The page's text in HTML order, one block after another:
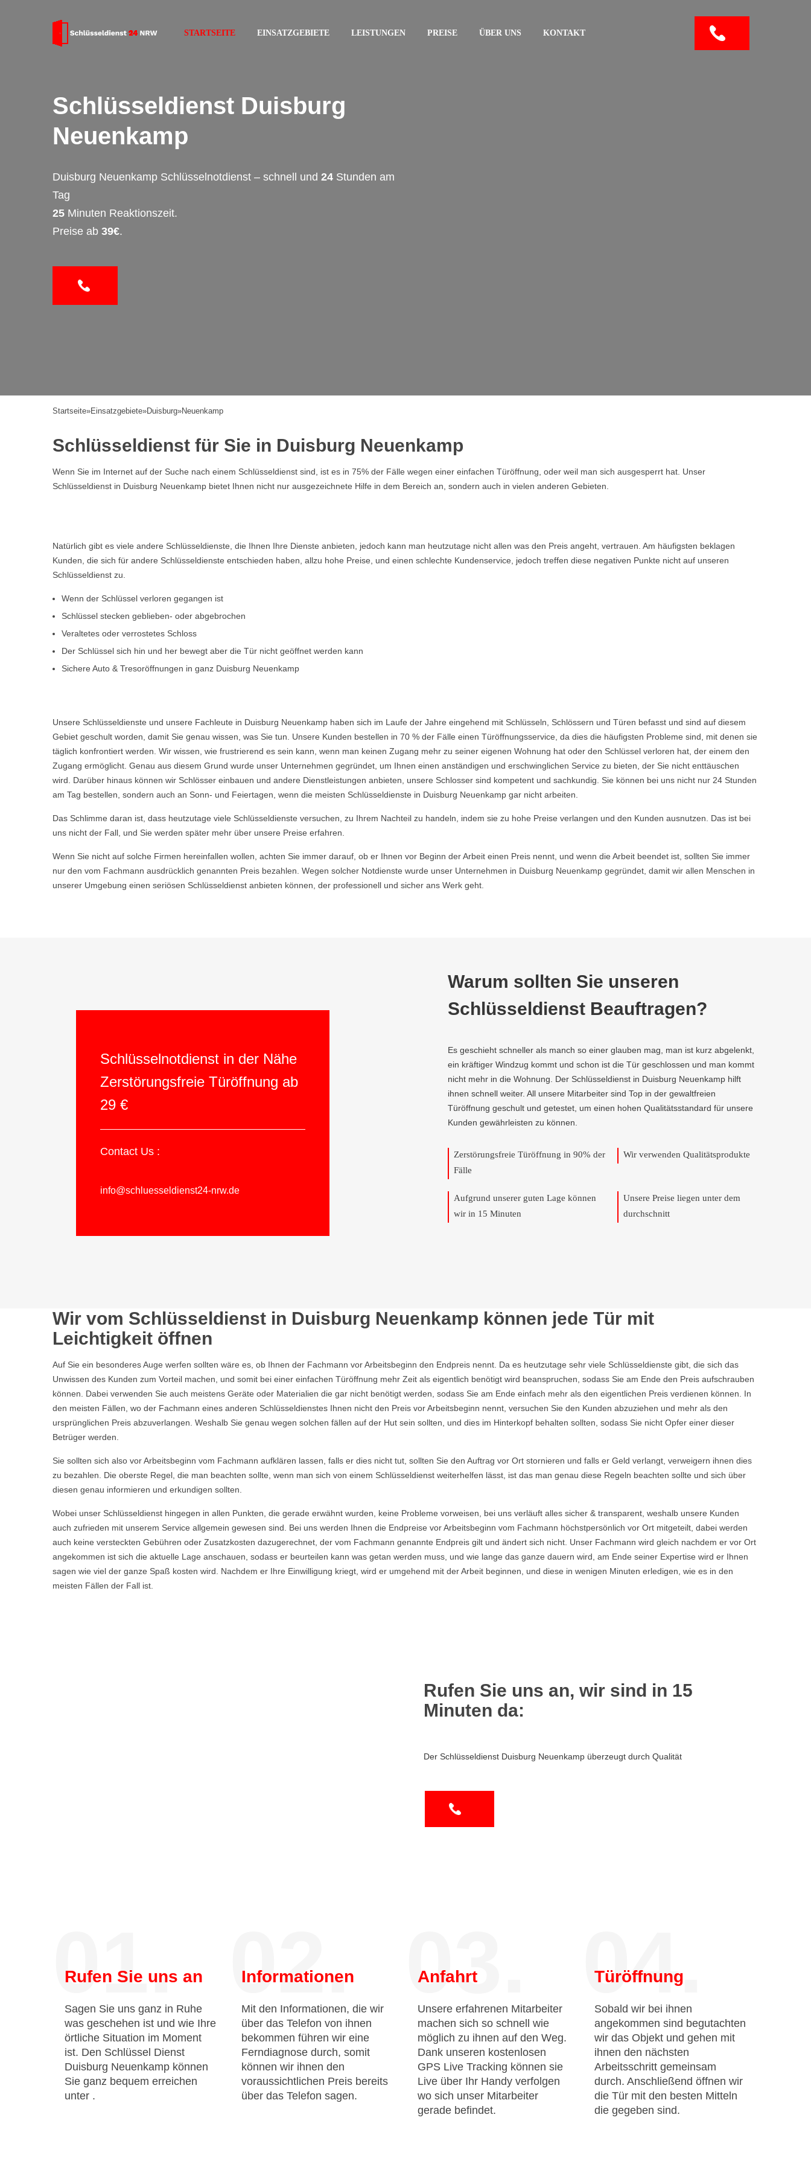
STARTSEITE EINSATZGEBIETE LEISTUNGEN PREISE ÜBER UNS KONTAKT
Schlüsseldienst Duisburg
Neuenkamp
Duisburg Neuenkamp Schlüsselnotdienst – schnell und 24 Stunden am
Tag
25 Minuten Reaktionszeit.
Preise ab 39€.
Startseite»Einsatzgebiete»Duisburg»Neuenkamp
Schlüsseldienst für Sie in Duisburg Neuenkamp
Wenn Sie im Internet auf der Suche nach einem Schlüsseldienst sind, ist es in 75% der Fälle wegen einer einfachen Türöffnung, oder weil man sich ausgesperrt hat. Unser
Schlüsseldienst in Duisburg Neuenkamp bietet Ihnen nicht nur ausgezeichnete Hilfe in dem Bereich an, sondern auch in vielen anderen Gebieten.
Natürlich gibt es viele andere Schlüsseldienste, die Ihnen Ihre Dienste anbieten, jedoch kann man heutzutage nicht allen was den Preis angeht, vertrauen. Am häufigsten beklagen
Kunden, die sich für andere Schlüsseldienste entschieden haben, allzu hohe Preise, und einen schlechte Kundenservice, jedoch treffen diese negativen Punkte nicht auf unseren
Schlüsseldienst zu.
Wenn der Schlüssel verloren gegangen ist
Schlüssel stecken geblieben- oder abgebrochen
Veraltetes oder verrostetes Schloss
Der Schlüssel sich hin und her bewegt aber die Tür nicht geöffnet werden kann
Sichere Auto & Tresoröffnungen in ganz Duisburg Neuenkamp
Unsere Schlüsseldienste und unsere Fachleute in Duisburg Neuenkamp haben sich im Laufe der Jahre eingehend mit Schlüsseln, Schlössern und Türen befasst und sind auf diesem
Gebiet geschult worden, damit Sie genau wissen, was Sie tun. Unsere Kunden bestellen in 70 % der Fälle einen Türöffnungsservice, da dies die häufigsten Probleme sind, mit denen sie
täglich konfrontiert werden. Wir wissen, wie frustrierend es sein kann, wenn man keinen Zugang mehr zu seiner eigenen Wohnung hat oder den Schlüssel verloren hat, der einem den
Zugang ermöglicht. Genau aus diesem Grund wurde unser Unternehmen gegründet, um Ihnen einen anständigen und erschwinglichen Service zu bieten, der Sie nicht enttäuschen
wird. Darüber hinaus können wir Schlösser einbauen und andere Dienstleistungen anbieten, unsere Schlosser sind kompetent und sachkundig. Sie können bei uns nicht nur 24 Stunden
am Tag bestellen, sondern auch an Sonn- und Feiertagen, wenn die meisten Schlüsseldienste in Duisburg Neuenkamp gar nicht arbeiten.
Das Schlimme daran ist, dass heutzutage viele Schlüsseldienste versuchen, zu Ihrem Nachteil zu handeln, indem sie zu hohe Preise verlangen und den Kunden ausnutzen. Das ist bei
uns nicht der Fall, und Sie werden später mehr über unsere Preise erfahren.
Wenn Sie nicht auf solche Firmen hereinfallen wollen, achten Sie immer darauf, ob er Ihnen vor Beginn der Arbeit einen Preis nennt, und wenn die Arbeit beendet ist, sollten Sie immer
nur den vom Fachmann ausdrücklich genannten Preis bezahlen. Wegen solcher Notdienste wurde unser Unternehmen in Duisburg Neuenkamp gegründet, damit wir allen Menschen in
unserer Umgebung einen seriösen Schlüsseldienst anbieten können, der professionell und sicher ans Werk geht.
Schlüsselnotdienst in der Nähe
Zerstörungsfreie Türöffnung ab
29 €
Contact Us :
info@schluesseldienst24-nrw.de
Warum sollten Sie unseren
Schlüsseldienst Beauftragen?
Es geschieht schneller als manch so einer glauben mag, man ist kurz abgelenkt,
ein kräftiger Windzug kommt und schon ist die Tür geschlossen und man kommt
nicht mehr in die Wohnung. Der Schlüsseldienst in Duisburg Neuenkamp hilft
ihnen schnell weiter. All unsere Mitarbeiter sind Top in der gewaltfreien
Türöffnung geschult und getestet, um einen hohen Qualitätsstandard für unsere
Kunden gewährleisten zu können.
Zerstörungsfreie Türöffnung in 90% der
Fälle
Wir verwenden Qualitätsprodukte
Aufgrund unserer guten Lage können
wir in 15 Minuten
Unsere Preise liegen unter dem
durchschnitt
Wir vom Schlüsseldienst in Duisburg Neuenkamp können jede Tür mit
Leichtigkeit öffnen
Auf Sie ein besonderes Auge werfen sollten wäre es, ob Ihnen der Fachmann vor Arbeitsbeginn den Endpreis nennt. Da es heutzutage sehr viele Schlüsseldienste gibt, die sich das
Unwissen des Kunden zum Vorteil machen, und somit bei einer einfachen Türöffnung mehr Zeit als eigentlich benötigt wird beanspruchen, sodass Sie am Ende den Preis aufschrauben
können. Dabei verwenden Sie auch meistens Geräte oder Materialien die gar nicht benötigt werden, sodass Sie am Ende einfach mehr als den eigentlichen Preis verdienen können. In
den meisten Fällen, wo der Fachmann eines anderen Schlüsseldienstes Ihnen nicht den Preis vor Arbeitsbeginn nennt, versuchen Sie den Kunden abzuziehen und mehr als den
ursprünglichen Preis abzuverlangen. Weshalb Sie genau wegen solchen fällen auf der Hut sein sollten, und dies im Hinterkopf behalten sollten, sodass Sie nicht Opfer einer dieser
Betrüger werden.
Sie sollten sich also vor Arbeitsbeginn vom Fachmann aufklären lassen, falls er dies nicht tut, sollten Sie den Auftrag vor Ort stornieren und falls er Geld verlangt, verweigern ihnen dies
zu bezahlen. Die oberste Regel, die man beachten sollte, wenn man sich von einem Schlüsseldienst weiterhelfen lässt, ist das man genau diese Regeln beachten sollte und sich über
diesen genau informieren und erkundigen sollten.
Wobei unser Schlüsseldienst hingegen in allen Punkten, die gerade erwähnt wurden, keine Probleme vorweisen, bei uns verläuft alles sicher & transparent, weshalb unsere Kunden
auch zufrieden mit unserem Service allgemein gewesen sind. Bei uns werden Ihnen die Endpreise vor Arbeitsbeginn vom Fachmann höchstpersönlich vor Ort mitgeteilt, dabei werden
auch keine versteckten Gebühren oder Zusatzkosten dazugerechnet, der vom Fachmann genannte Endpreis gilt und ändert sich nicht. Unser Fachmann wird gleich nachdem er vor Ort
angekommen ist sich die aktuelle Lage anschauen, sodass er beurteilen kann was getan werden muss, und wie lange das ganze dauern wird, am Ende seiner Expertise wird er Ihnen
sagen wie viel der ganze Spaß kosten wird. Nachdem er Ihre Einwilligung kriegt, wird er umgehend mit der Arbeit beginnen, und diese in wenigen Minuten erledigen, wie es in den
meisten Fällen der Fall ist.
Rufen Sie uns an, wir sind in 15
Minuten da:
Der Schlüsseldienst Duisburg Neuenkamp überzeugt durch Qualität
01.
Rufen Sie uns an
Sagen Sie uns ganz in Ruhe
was geschehen ist und wie Ihre
örtliche Situation im Moment
ist. Den Schlüssel Dienst
Duisburg Neuenkamp können
Sie ganz bequem erreichen
unter .
02.
Informationen
Mit den Informationen, die wir
über das Telefon von ihnen
bekommen führen wir eine
Ferndiagnose durch, somit
können wir ihnen den
voraussichtlichen Preis bereits
über das Telefon sagen.
03.
Anfahrt
Unsere erfahrenen Mitarbeiter
machen sich so schnell wie
möglich zu ihnen auf den Weg.
Dank unseren kostenlosen
GPS Live Tracking können sie
Live über Ihr Handy verfolgen
wo sich unser Mitarbeiter
gerade befindet.
04.
Türöffnung
Sobald wir bei ihnen
angekommen sind begutachten
wir das Objekt und gehen mit
ihnen den nächsten
Arbeitsschritt gemeinsam
durch. Anschließend öffnen wir
die Tür mit den besten Mitteln
die gegeben sind.